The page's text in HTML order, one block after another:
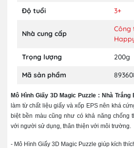
Độ tuổi 3+
Nhà cung cấp
Công
Trọng lượng 200g
Mã sản phẩm
Mô Hình Giấy 3D Magic Puzzle : Nhà Trắng
làm từ chất liệu giấy và xốp EPS nên khá
biệt bền màu cũng như có khả năng chống
với người sử dụng, thân thiện với môi trường.
- Mô Hình Giấy 3D Magic Puzzle giúp kích